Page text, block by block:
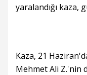
yaralandığı kaza,
Kaza, 21
Mehmet Ali Z.'nin